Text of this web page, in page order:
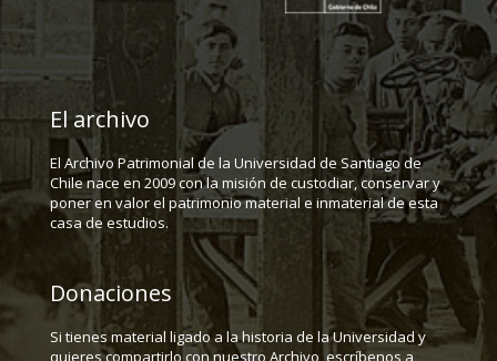
El archivo
El Archivo Patrimonial de la Universidad de Santiago de
Chile nace en 2009 con la misión de custodiar, conservar y
poner en valor el patrimonio material e inmaterial de esta
casa de estudios.
Donaciones
Si tienes material ligado a la historia de la Universidad y